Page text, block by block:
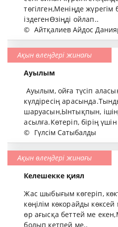
төгілген,Меніңде жүрегім
іздегенӨзіңді ойлап..
© Айтқалиев Айдос
Ақын өлеңдері жинағы
Ауылым
Ауылым, ойға түсіп
күлдіресің
шаруасын,Ынтықпын,
асылға.Көтеріп, бірің
© Гүлсім Сатыбалды
Ақын өлеңдері жинағы
Келешекке қиял
Жас шыбығым көгеріп,
көңілім көкорайды
өр ағысқа беттей ме
болып кетпей ме..